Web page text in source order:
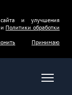
и улучшения
и Политики обработки
Принимаю